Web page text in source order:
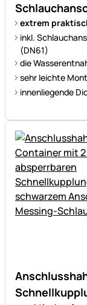
extrem
inkl.
(DN61)
die
sehr leichte
innenliegende